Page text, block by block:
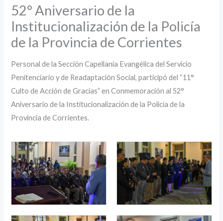
52° Aniversario de la
Institucionalización de la Policía
de la Provincia de Corrientes
Personal de la Sección Capellanía Evangélica del Servicio
Penitenciario y de Readaptación Social, participó del “11°
Culto de Acción de Gracias” en Conmemoración al 52°
Aniversario de la Institucionalización de la Policía de la
Provincia de Corrientes.